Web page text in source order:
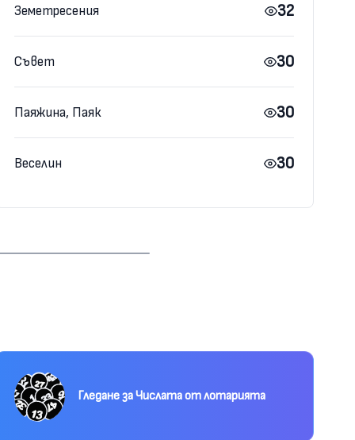
Земетресения 32
Съвет 30
Паяжина, Паяк 30
Веселин 30
Гледане за Числата от лотарията